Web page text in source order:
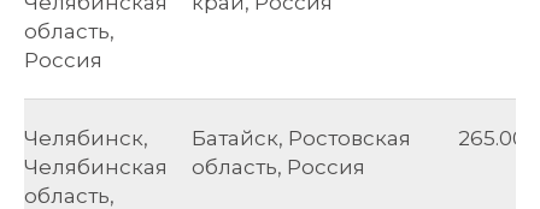
область,
Россия
Челябинск,
Челябинская
область,
Батайск, Ростовская
область, Россия
265.00